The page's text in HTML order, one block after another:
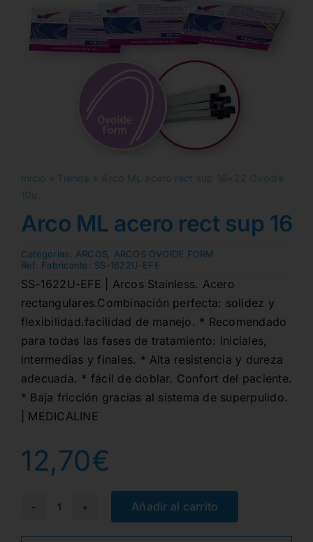
Inicio » Tienda » Arco ML acero rect sup 16×22 Ovoide
10u.
Arco ML acero rect sup
Categorias: ARCOS
ARCOS OVOIDE FORM
Ref. Fabricante: SS-1622U-EFE
SS-1622U-EFE | Arcos Stainless. Acero
rectangulares.Combinación perfecta: solidez y
flexibilidad.facilidad de manejo. * Recomendado
para todas las fases de tratamiento: iniciales,
intermedias y finales. * Alta resistencia y dureza
adecuada. * fácil de doblar. Confort del paciente.
* Baja fricción gracias al sistema de superpulido.
| MEDICALINE
12,70€
Arco
ML
Añadir al carrito